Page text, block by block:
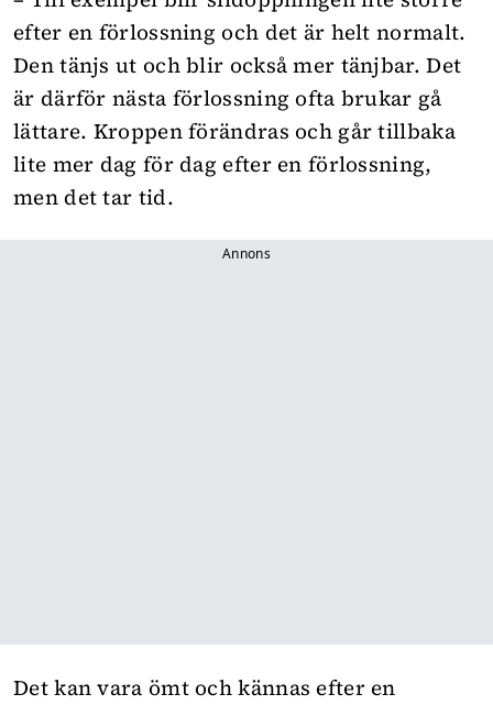
efter en förlossning och det är helt normalt.
Den tänjs ut och blir också mer tänjbar. Det
är därför nästa förlossning ofta brukar gå
lättare. Kroppen förändras och går tillbaka
lite mer dag för dag efter en förlossning,
men det tar tid.
Annons
Det kan vara ömt och kännas efter en